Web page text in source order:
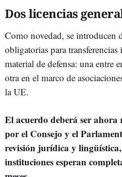
Dos licencias
Como novedad, se introducen
obligatorias para
material de defensa: una entre
otra en el marco de
la UE.
El acuerdo deberá ser
por el Consejo y el
revisión jurídica y
instituciones esperan